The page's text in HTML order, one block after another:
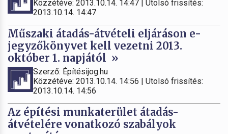
Közzétéve: 2013.10.14. 14:47 | Utolsó frissítés:
2013.10.14. 14:47
Műszaki átadás-átvételi eljáráson e-
jegyzőkönyvet kell vezetni 2013.
október 1. napjától »
Szerző: Építésijog.hu
Közzétéve: 2013.10.14. 14:56 | Utolsó frissítés:
2013.10.14. 14:56
Az építési munkaterület átadás-
átvételére vonatkozó szabályok